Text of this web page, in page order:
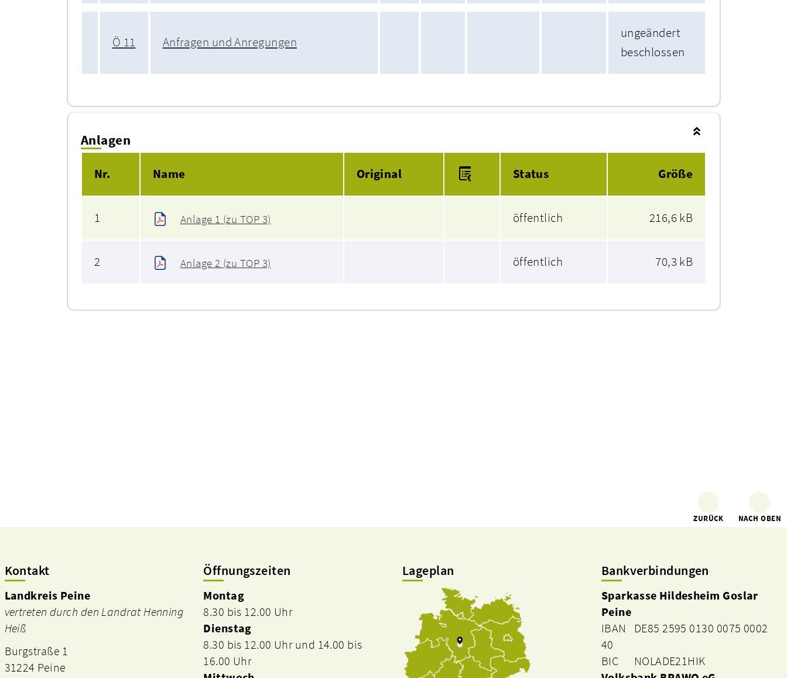
Ö 11 Anfragen und Anregungen
ungeändert
beschlossen
Anlagen
Nr.
Name Original Status Größe
1 Anlage 1 (zu TOP 3) öffentlich 216,6 kB
2 Anlage 2 (zu TOP 3) öffentlich 70,3 kB
ZURÜCK NACH OBEN
Kontakt
Landkreis Peine
vertreten durch den Landrat Henning
Heiß
Burgstraße 1
31224 Peine
Öffnungszeiten
Montag
8.30 bis 12.00 Uhr
Dienstag
8.30 bis 12.00 Uhr und 14.00 bis
16.00 Uhr
Lageplan Bankverbindungen
Sparkasse Hildesheim Goslar
Peine
IBAN DE85 2595 0130 0075 0002
40
BIC NOLADE21HIK